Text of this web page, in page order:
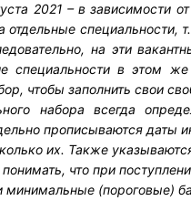
2021 – в зависимости
отдельные специальности,
на эти
специальности в этом
чтобы заполнить свои
набора всегда
прописываются даты
их. Также
что при
минимальные (пороговые)